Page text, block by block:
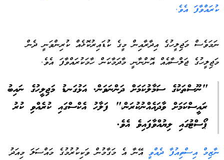
ކުރައްވާފަ އެވެ.
ނަމަވެސް މަޖިލީހުގެ އިދާރާއިން މީގެ ކުޑައިރުކޮޅެއް ކުރިންވަނީ ދެން
މަޖިލީހުގެ ޖަލްސާއެއް އޮންނާނީ މާދަމާކަން ހާމަކުރައްވާފަ އެވެ.
"ނޫސްތަކުގެ ސަމާލުކަމަށް ދަންނަވަން. އަޅުގަނޑު މަޖިލީހުގެ ނައިބު
ރައީސްކަމަށް ވާދައެއްނުކުރަން،" ފަލާހު އެކްސްގައި ކުރެއްވި ކުރު
ޕޯސްޓުގައި ލިޔުއްވާފައިވެ އެވެ.
ނާޒިމް އިސްތިއުފާ ދެއްވީ އޭނާ އެ މަގާމުން ވަކިކުރުމުގެ މައްސަލަ މިއަދު